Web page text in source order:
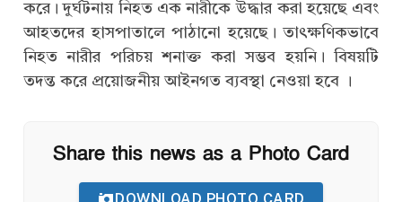
করে। দুর্ঘটনায় নিহত এক নারীকে উদ্ধার করা হয়েছে এবং
আহতদের হাসপাতালে পাঠানো হয়েছে। তাৎক্ষণিকভাবে
নিহত নারীর পরিচয় শনাক্ত করা সম্ভব হয়নি। বিষয়টি
তদন্ত করে প্রয়োজনীয় আইনগত ব্যবস্থা নেওয়া হবে ।
Share this news as a Photo Card